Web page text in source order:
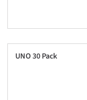
UNO 30 Pack